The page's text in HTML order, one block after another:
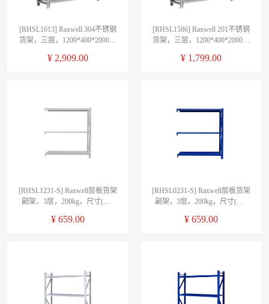
[RHSL1613] Raxwell 304不锈钢
货架，三层，1200*400*2000，
¥ 2,909.00
[RHSL1586] Raxwell 201不锈钢
货架，三层，1200*400*2000，
¥ 1,799.00
[RHSL1231-S] Raxwell层板货架
副架，3层，200kg，尺寸(长*
灰白色
¥ 659.00
[RHSL0231-S] Raxwell层板货架
副架，3层，200kg，尺寸(长*
蓝色
¥659.00